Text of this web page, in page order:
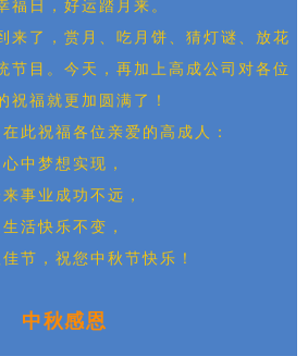
福日，好运踏月来。
来了，赏月、吃月饼、猜灯谜、放花
节目。今天，再加上高成公司对各位
祝福就更加圆满了！
在此祝福各位亲爱的高成人：
心中梦想实现，
事业成功不远，
生活快乐不变，
节，祝您中秋节快乐！
中秋感恩